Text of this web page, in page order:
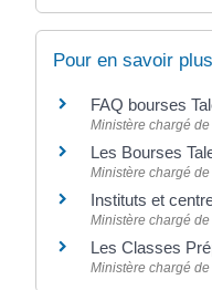
Pour en savoir plus
FAQ bourses
Ministère chargé
Les Bourses
Ministère chargé
Instituts et
Ministère chargé
Les Classes
Ministère chargé